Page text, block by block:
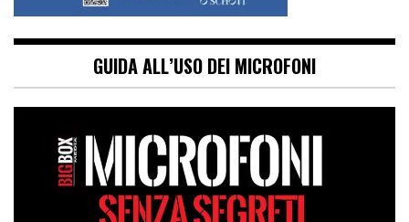
GUIDA ALL’USO DEI MICROFONI